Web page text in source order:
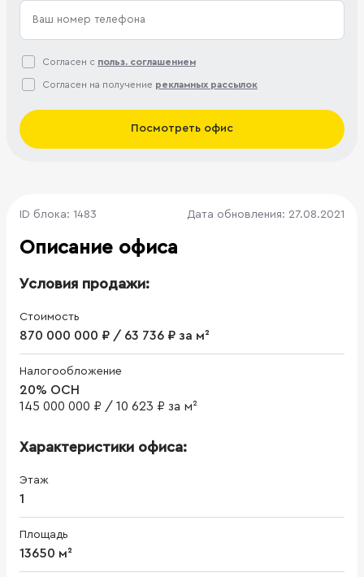
Согласен с польз. соглашением
Согласен на получение рекламных рассылок
Посмотреть офис
ID блока: 1483 Дата обновления: 27.08.2021
Описание офиса
Условия продажи:
Стоимость
870 000 000 ₽ / 63 736 ₽ за м²
Налогообложение
20% ОСН
145 000 000 ₽ / 10 623 ₽ за м²
Характеристики офиса:
Этаж
1
Площадь
13650 м²